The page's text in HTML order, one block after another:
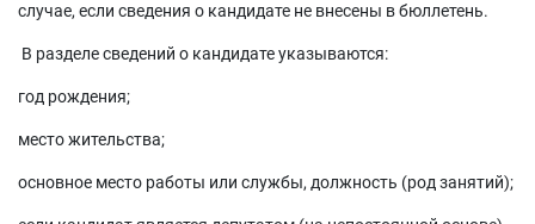
случае, если сведения о кандидате не внесены в бюллетень.
В разделе сведений о кандидате указываются:
год рождения;
место жительства;
основное место работы или службы, должность (род занятий);